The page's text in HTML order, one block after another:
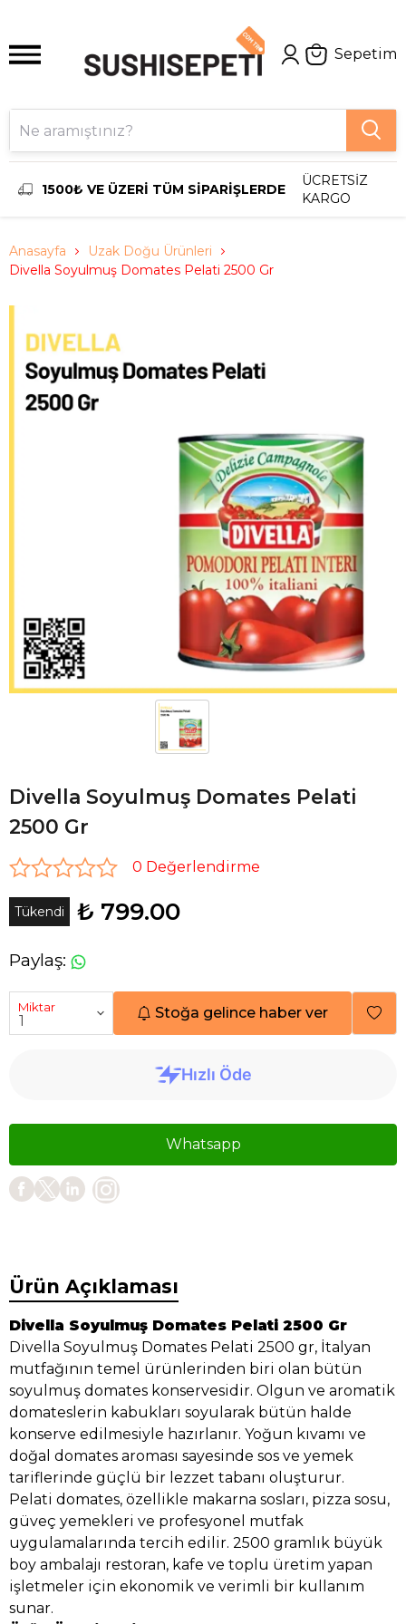
Sepetim
1500₺ VE ÜZERİ TÜM SİPARİŞLERDE
ÜCRETSİZ
KARGO
Anasayfa
Uzak Doğu Ürünleri
Divella Soyulmuş Domates Pelati 2500 Gr
Divella Soyulmuş Domates Pelati
2500 Gr
0 Değerlendirme
Tükendi ₺ 799.00
Paylaş:
Miktar Stoğa gelince haber ver
Whatsapp
Ürün Açıklaması
Divella Soyulmuş Domates Pelati 2500 Gr
Divella Soyulmuş Domates Pelati 2500 gr, İtalyan
mutfağının temel ürünlerinden biri olan bütün
soyulmuş domates konservesidir. Olgun ve aromatik
domateslerin kabukları soyularak bütün halde
konserve edilmesiyle hazırlanır. Yoğun kıvamı ve
doğal domates aroması sayesinde sos ve yemek
tariflerinde güçlü bir lezzet tabanı oluşturur.
Pelati domates, özellikle makarna sosları, pizza sosu,
güveç yemekleri ve profesyonel mutfak
uygulamalarında tercih edilir. 2500 gramlık büyük
boy ambalajı restoran, kafe ve toplu üretim yapan
işletmeler için ekonomik ve verimli bir kullanım
sunar.